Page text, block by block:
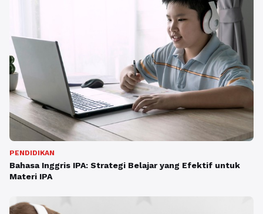
PENDIDIKAN
Bahasa Inggris IPA: Strategi Belajar yang Efektif untuk
Materi IPA